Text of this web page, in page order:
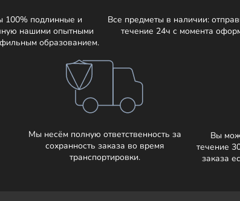
100% подлинные и
нашими опытными
образованием.
Все предметы в наличии:
течение 24ч с момента
Мы несём полную ответственность за
сохранность заказа во время
транспортировки.
Вы
течение
заказа